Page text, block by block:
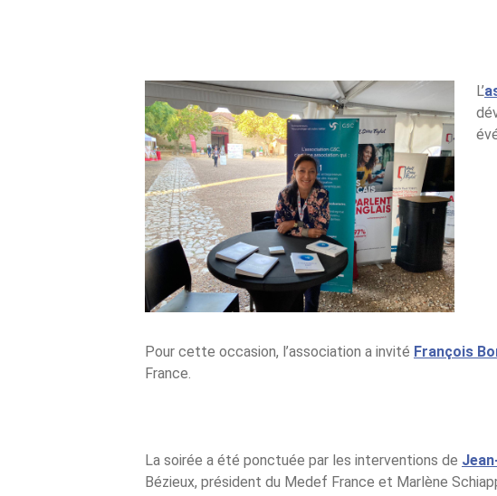
L’
Pour cette occasion, l’association a invité François
France.
La soirée a été ponctuée par les interventions de
Bézieux, président du Medef France et Marlène